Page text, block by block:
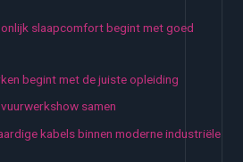
slaapcomfort begint met goed
begint met de juiste opleiding
samen
kabels binnen moderne industriële